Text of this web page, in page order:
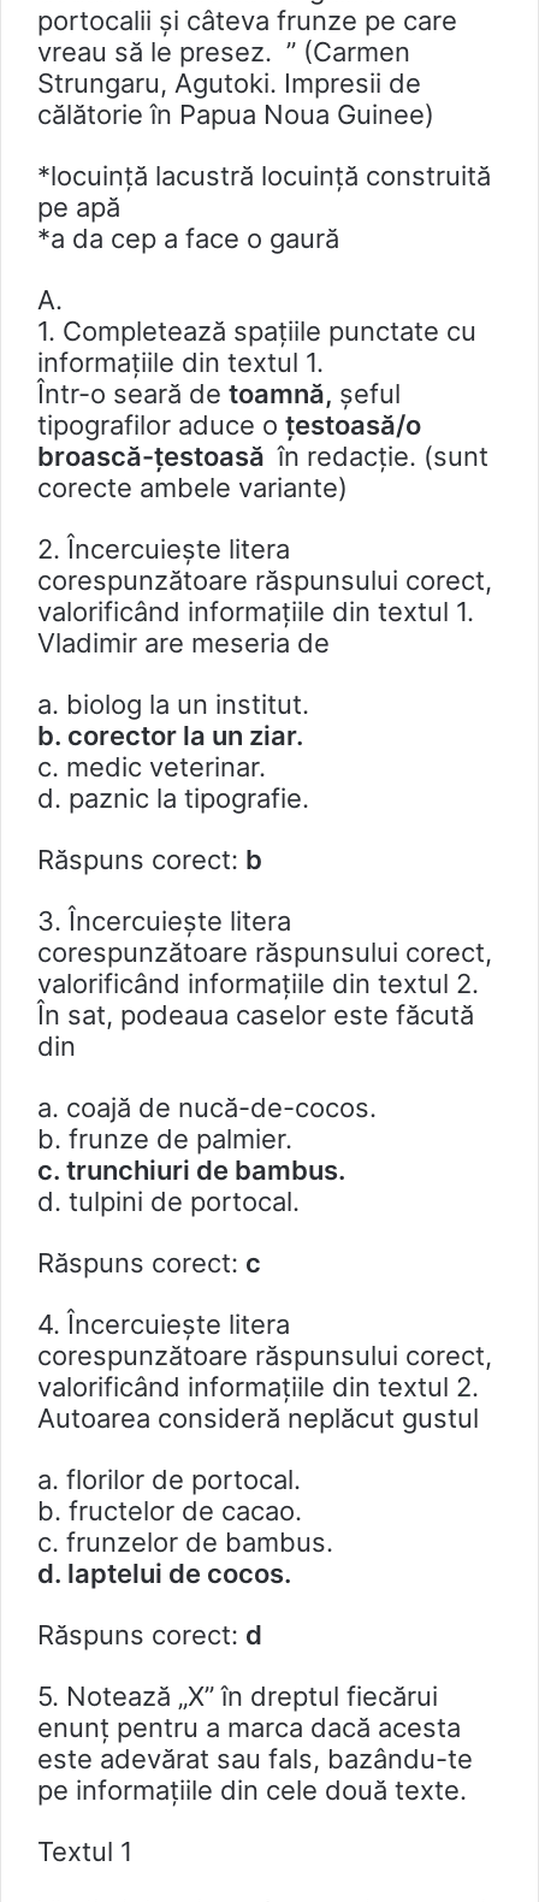
portocalii şi câteva frunze pe care
vreau să le presez. ” (Carmen
Strungaru, Agutoki. Impresii de
călătorie în Papua Noua Guinee)
*locuinţă lacustră locuință construită
pe apă
*a da cep a face o gaură
A.
1. Completează spațiile punctate cu
informațiile din textul 1.
Într-o seară de toamnă, şeful
tipografilor aduce o țestoasă/o
broască-țestoasă în redacţie. (sunt
corecte ambele variante)
2. Încercuieşte litera
corespunzătoare răspunsului corect,
valorificând informațiile din textul 1.
Vladimir are meseria de
a. biolog la un institut.
b. corector la un ziar.
c. medic veterinar.
d. paznic la tipografie.
Răspuns corect: b
3. Încercuieşte litera
corespunzătoare răspunsului corect,
valorificând informațiile din textul 2.
În sat, podeaua caselor este făcută
din
a. coajă de nucă-de-cocos.
b. frunze de palmier.
c. trunchiuri de bambus.
d. tulpini de portocal.
Răspuns corect: c
4. Încercuieşte litera
corespunzătoare răspunsului corect,
valorificând informațiile din textul 2.
Autoarea consideră neplăcut gustul
a. florilor de portocal.
b. fructelor de cacao.
c. frunzelor de bambus.
d. laptelui de cocos.
Răspuns corect: d
5. Notează „X” în dreptul fiecărui
enunţ pentru a marca dacă acesta
este adevărat sau fals, bazându-te
pe informațiile din cele două texte.
Textul 1